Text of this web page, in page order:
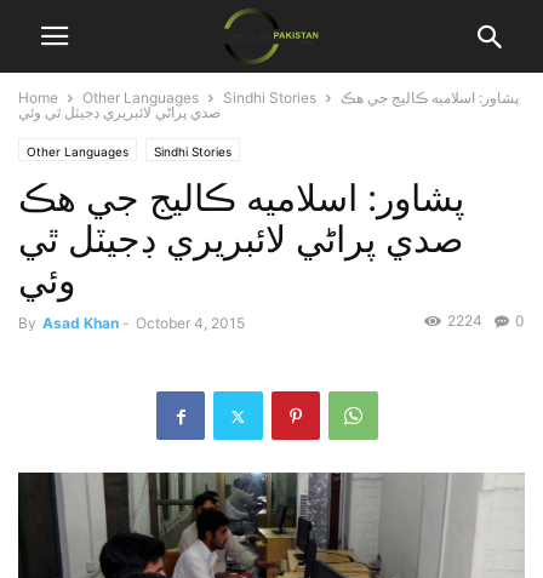
Home Other Languages Sindhi Stories
پشاور: اسلاميه ڪاليج جي هڪ
صدي پراڻي لائبريري ڊجيٽل ٿي وئي
Other Languages Sindhi Stories
پشاور: اسلاميه ڪاليج جي هڪ
صدي پراڻي لائبريري ڊجيٽل ٿي
وئي
By Asad Khan - October 4, 2015 0
2224